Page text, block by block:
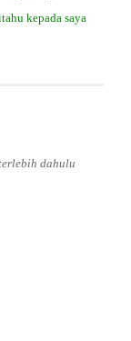
kepada saya
dahulu